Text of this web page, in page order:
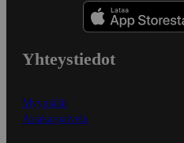
Yhteystiedot
Myymälät
Asiakaspalvelu